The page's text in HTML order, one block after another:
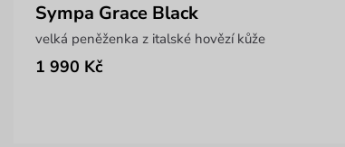
Sympa Grace Black
velká peněženka z italské hovězí kůže
1 990 Kč